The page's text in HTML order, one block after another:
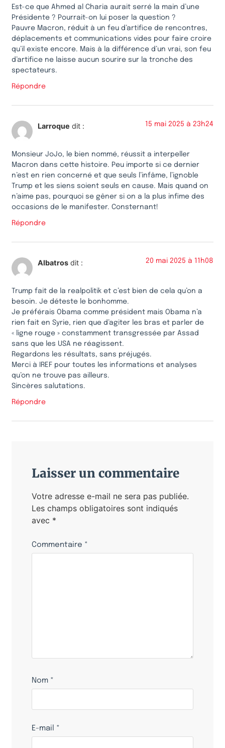
Est-ce que Ahmed al Charia aurait serré la main d’une
Présidente ? Pourrait-on lui poser la question ?
Pauvre Macron, réduit à un feu d’artifice de rencontres,
déplacements et communications vides pour faire croire
qu’il existe encore. Mais à la différence d’un vrai, son feu
d’artifice ne laisse aucun sourire sur la tronche des
spectateurs.
Répondre
Larroque dit : 15 mai 2025 à 23h24
Monsieur JoJo, le bien nommé, réussit a interpeller
Macron dans cette histoire. Peu importe si ce dernier
n’est en rien concerné et que seuls l’infâme, l’ignoble
Trump et les siens soient seuls en cause. Mais quand on
n’aime pas, pourquoi se gêner si on a la plus infime des
occasions de le manifester. Consternant!
Répondre
Albatros dit : 20 mai 2025 à 11h08
Trump fait de la realpolitik et c’est bien de cela qu’on a
besoin. Je déteste le bonhomme.
Je préférais Obama comme président mais Obama n’a
rien fait en Syrie, rien que d’agiter les bras et parler de
« ligne rouge » constamment transgressée par Assad
sans que les USA ne réagissent.
Regardons les résultats, sans préjugés.
Merci à IREF pour toutes les informations et analyses
qu’on ne trouve pas ailleurs.
Sincères salutations.
Répondre
Laisser un commentaire
Votre adresse e-mail ne sera pas publiée.
Les champs obligatoires sont indiqués
avec *
Commentaire *
Nom *
E-mail *